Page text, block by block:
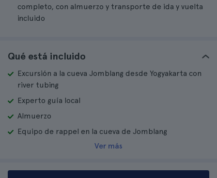
completo, con almuerzo y transporte de ida y vuelta
incluido
Qué está incluido
Excursión a la cueva Jomblang desde Yogyakarta con
river tubing
Experto guía local
Almuerzo
Equipo de rappel en la cueva de Jomblang
Ver más